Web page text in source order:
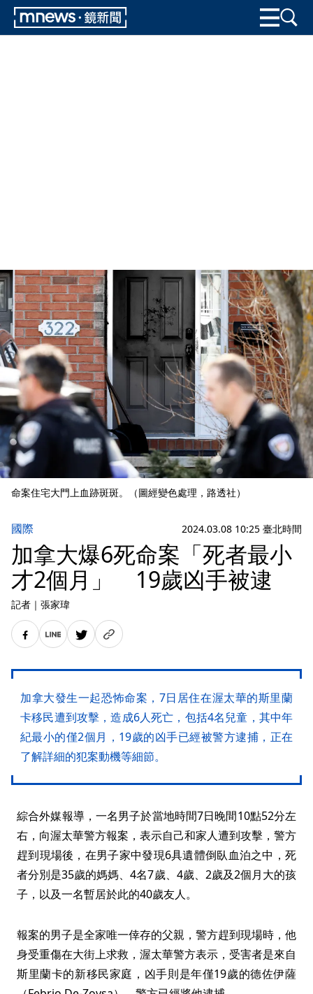
命案住宅大門上血跡斑斑。（圖經變色處理，路透社）
國際 2024.03.08 10:25 臺北時間
加拿大爆6死命案「死者最小
才2個月」 19歲凶手被逮
記者 ｜ 張家瑋
加拿大發生一起恐怖命案，7日居住在渥太華的斯里蘭
卡移民遭到攻擊，造成6人死亡，包括4名兒童，其中年
紀最小的僅2個月，19歲的凶手已經被警方逮捕，正在
了解詳細的犯案動機等細節。
綜合外媒報導，一名男子於當地時間7日晚間10點52分左
右，向渥太華警方報案，表示自己和家人遭到攻擊，警方
趕到現場後，在男子家中發現6具遺體倒臥血泊之中，死
者分別是35歲的媽媽、4名7歲、4歲、2歲及2個月大的孩
子，以及一名暫居於此的40歲友人。
報案的男子是全家唯一倖存的父親，警方趕到現場時，他
身受重傷在大街上求救，渥太華警方表示，受害者是來自
斯里蘭卡的新移民家庭，凶手則是年僅19歲的德佐伊薩